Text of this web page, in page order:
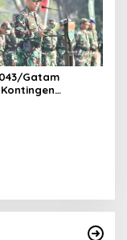
Gatam
Kodam
Inten